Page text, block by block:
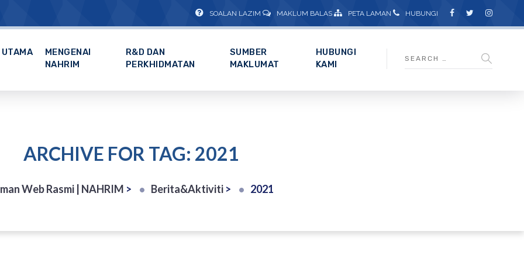
SOALAN LAZIM MAKLUM BALAS PETA LAMAN HUBUNGI
UTAMA
MENGENAI
NAHRIM
R&D DAN
PERKHIDMATAN
SUMBER
MAKLUMAT
HUBUNGI
KAMI
ARCHIVE FOR TAG: 2021
Web Rasmi | NAHRIM > Berita&Aktiviti> 2021